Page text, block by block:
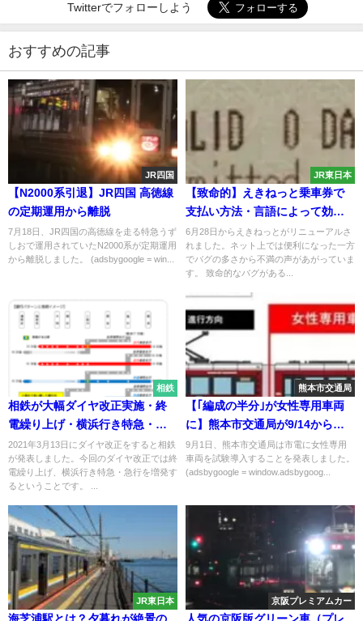
Twitterでフォローしよう
おすすめの記事
JR四国
【N2000系引退】JR四国 高徳線
の定期運用から離脱
7月18日、JR四国の高徳線を走る特急うず
しおで運用されていたN2000系が定期運用
から離脱しました。 (adsbygoogle = win...
JR東日本
【致命的】えきねっと乗車券で
支払い方法・言語によって効力
が変わるバグ発生 0日間有効も
6月28日からえきねっとがリニューアルさ
れました。ネット上では便利になった一方
でバグの多さから不満の声があがっていま
す。 致命的なバグがある...
相鉄
相鉄が大幅ダイヤ改正実施・終
電繰り上げ・横浜行き特急・急
行が増発
2021年3月13日にダイヤ改正をすると相鉄
が発表しました。今回のダイヤ改正では終
電繰り上げ、横浜行き特急・急行を増発す
るということです。 ...
熊本市交通局
【｢編成の半分｣が女性専用車両
に】熊本市交通局が9/14から市
電に試験導入すると発表 さすが
に酷いと不満殺到
9月1日、熊本市交通局は市電に女性専用
車両を試験導入することを発表しました。
(adsbygoogle = window.adsbygoog...
JR東日本
海芝浦駅とは？夕暮れが絶景の
京阪プレミアムカー
人気の京阪版グリーン車（プレ